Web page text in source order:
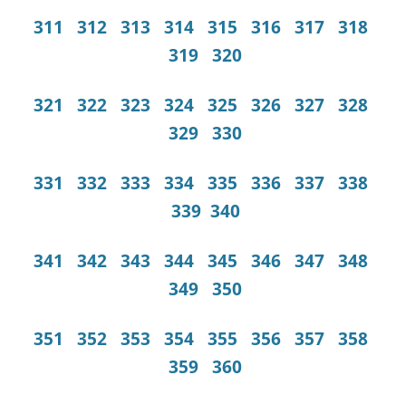
311 312 313 314 315 316 317 318
319 320
321 322 323 324 325 326 327 328
329 330
331 332 333 334 335 336 337 338
339 340
341 342 343 344 345 346 347 348
349 350
351 352 353 354 355 356 357 358
359 360